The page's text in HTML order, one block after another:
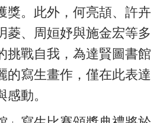
獎。此外，何亮頡、許卉
菱、周姮妤與施金宏等多
挑戰自我，為達賢圖書館
的寫生畫作，僅在此表達
動。